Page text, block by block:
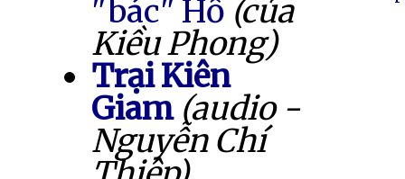
"bác" Hồ (của
Kiều Phong)
Trại Kiên
Giam (audio -
Nguyễn Chí